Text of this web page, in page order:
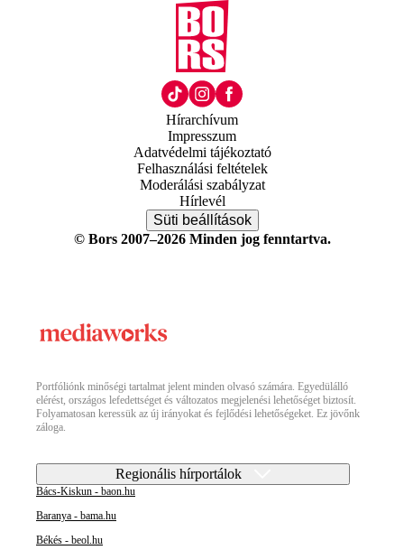
Hírarchívum
Impresszum
Adatvédelmi tájékoztató
Felhasználási feltételek
Moderálási szabályzat
Hírlevél
Süti beállítások
© Bors 2007–2026 Minden jog fenntartva.
Portfóliónk minőségi tartalmat jelent minden olvasó számára. Egyedülálló
elérést, országos lefedettséget és változatos megjelenési lehetőséget biztosít.
Folyamatosan keressük az új irányokat és fejlődési lehetőségeket. Ez jövőnk
záloga.
Regionális hírportálok
Bács-Kiskun - baon.hu
Baranya - bama.hu
Békés - beol.hu